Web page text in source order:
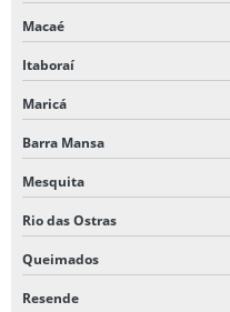
Macaé
Itaboraí
Maricá
Barra Mansa
Mesquita
Rio das Ostras
Queimados
Resende